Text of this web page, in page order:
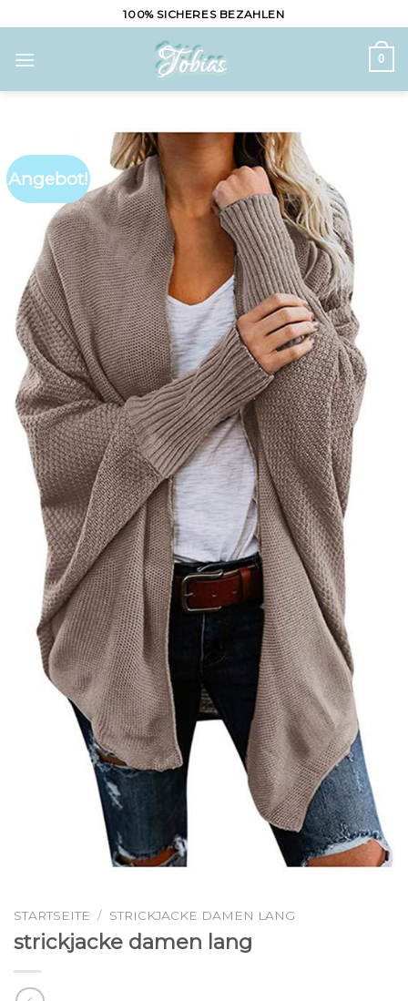
to
content
100% SICHERES BEZAHLEN
0
Angebot!
STARTSEITE / STRICKJACKE DAMEN LANG
strickjacke damen lang